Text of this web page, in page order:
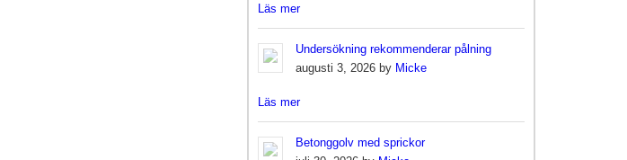
Läs mer
Undersökning rekommenderar pålning
augusti 3, 2026 by Micke
Läs mer
Betonggolv med sprickor